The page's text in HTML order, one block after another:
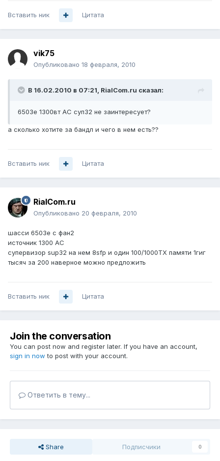
Вставить ник Цитата
vik75
Опубликовано 18 февраля, 2010
В 16.02.2010 в 07:21, RialCom.ru сказал:
6503е 1300вт АС суп32 не заинтересует?
а сколько хотите за бандл и чего в нем есть??
Вставить ник Цитата
RialCom.ru
Опубликовано 20 февраля, 2010
шасси 6503е с фан2
источник 1300 АС
супервизор sup32 на нем 8sfp и один 100/1000ТХ памяти 1гиг
тысяч за 200 наверное можно предложить
Вставить ник Цитата
Join the conversation
You can post now and register later. If you have an account,
sign in now to post with your account.
Ответить в тему...
Share Подписчики 0